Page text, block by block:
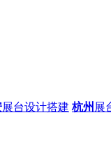
展台设计搭建 杭州 展